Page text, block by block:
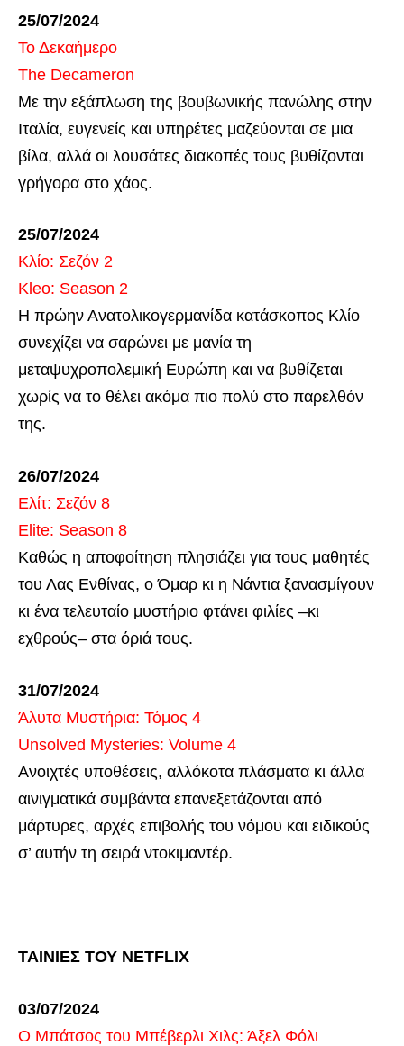
25/07/2024
Το Δεκαήμερο
The Decameron
Με την εξάπλωση της βουβωνικής πανώλης στην
Ιταλία, ευγενείς και υπηρέτες μαζεύονται σε μια
βίλα, αλλά οι λουσάτες διακοπές τους βυθίζονται
γρήγορα στο χάος.
25/07/2024
Κλίο: Σεζόν 2
Kleo: Season 2
Η πρώην Ανατολικογερμανίδα κατάσκοπος Κλίο
συνεχίζει να σαρώνει με μανία τη
μεταψυχροπολεμική Ευρώπη και να βυθίζεται
χωρίς να το θέλει ακόμα πιο πολύ στο παρελθόν
της.
26/07/2024
Ελίτ: Σεζόν 8
Elite: Season 8
Καθώς η αποφοίτηση πλησιάζει για τους μαθητές
του Λας Ενθίνας, ο Όμαρ κι η Νάντια ξανασμίγουν
κι ένα τελευταίο μυστήριο φτάνει φιλίες –κι
εχθρούς– στα όριά τους.
31/07/2024
Άλυτα Μυστήρια: Τόμος 4
Unsolved Mysteries: Volume 4
Ανοιχτές υποθέσεις, αλλόκοτα πλάσματα κι άλλα
αινιγματικά συμβάντα επανεξετάζονται από
μάρτυρες, αρχές επιβολής του νόμου και ειδικούς
σ’ αυτήν τη σειρά ντοκιμαντέρ.
ΤΑΙΝΙΕΣ ΤΟΥ NETFLIX
03/07/2024
Ο Μπάτσος του Μπέβερλι Χιλς: Άξελ Φόλι